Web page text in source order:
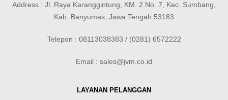
Address : Jl. Raya Karanggintung, KM. 2 No. 7, Kec. Sumbang,
Kab. Banyumas, Jawa Tengah 53183
Telepon : 08113038383 / (0281) 6572222
Email : sales@jvm.co.id
LAYANAN PELANGGAN